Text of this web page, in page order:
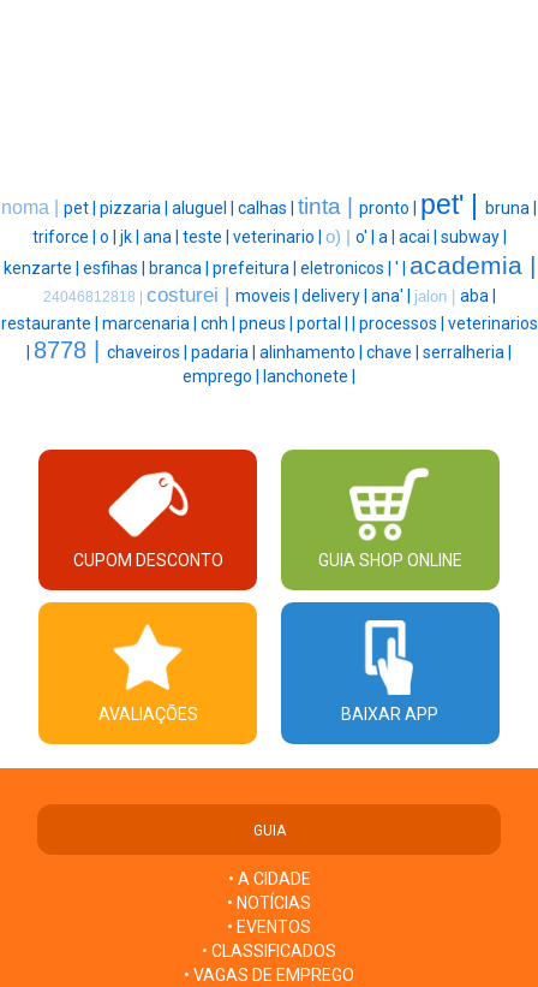
noma | pet | pizzaria | aluguel | calhas | tinta | pronto | pet' |
bruna |
triforce | o | jk | ana | teste | veterinario | o) | o' | a | acai | subway |
kenzarte | esfihas | branca | prefeitura | eletronicos | ' | academia |
24046812818 | costurei | moveis | delivery | ana' | jalon | aba |
restaurante | marcenaria | cnh | pneus | portal | processos | veterinarios
8778 | chaveiros | padaria | alinhamento | chave | serralheria |
emprego |
lanchonete |
CUPOM DESCONTO GUIA SHOP ONLINE
AVALIAÇÕES BAIXAR APP
GUIA
• A CIDADE
• NOTÍCIAS
• EVENTOS
• CLASSIFICADOS
• VAGAS DE EMPREGO